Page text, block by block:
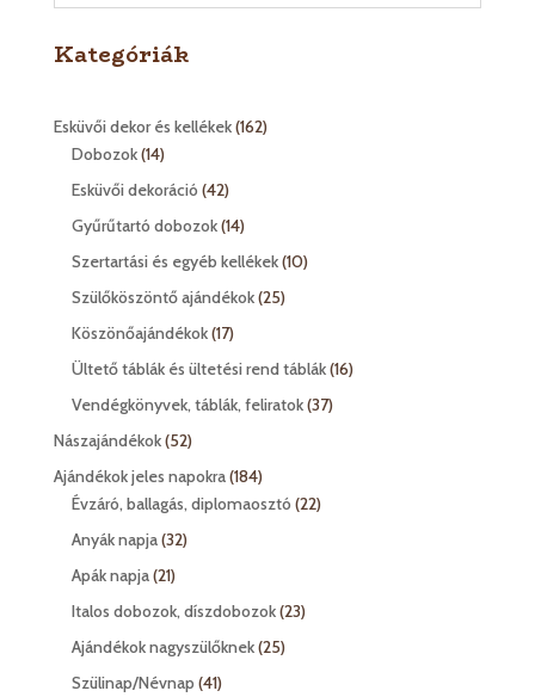
Kategóriák
Esküvői dekor és kellékek 162162
Dobozok 1414
termék
Esküvői dekoráció 4242
termék
Gyűrűtartó dobozok 1414
termék
Szertartási és egyéb kellékek 1010
Szülőköszöntő ajándékok 2525
Köszönőajándékok 1717
termék
Ültető táblák és ültetési rend táblák 1616
Vendégkönyvek, táblák, feliratok 3737
Nászajándékok 5252
termék
Ajándékok jeles napokra 184184
termék
Évzáró, ballagás, diplomaosztó 2222
Anyák napja 3232
Apák napja 2121
termék
Italos dobozok, díszdobozok 2323
Ajándékok nagyszülőknek 2525
Szülinap/Névnap 4141